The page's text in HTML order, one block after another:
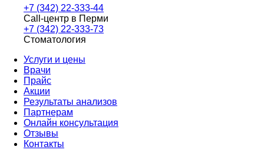
+7 (342) 22-333-44
Call-центр в Перми
+7 (342) 22-333-73
Стоматология
Услуги и цены
Врачи
Прайс
Акции
Результаты анализов
Партнерам
Онлайн консультация
Отзывы
Контакты